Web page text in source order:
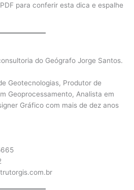
para conferir esta dica e espalhe
do Geógrafo Jorge Santos.
Geotecnologias, Produtor de
Geoprocessamento, Analista em
Gráfico com mais de dez anos